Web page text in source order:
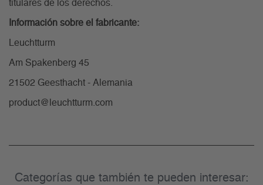
titulares de los derechos.
Información sobre el fabricante:
Leuchtturm
Am Spakenberg 45
21502 Geesthacht - Alemania
product@leuchtturm.com
Categorías que también te pueden interesar: